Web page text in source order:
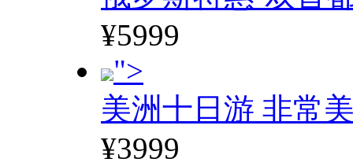
¥5999
">
美洲十日游 非常
¥3999